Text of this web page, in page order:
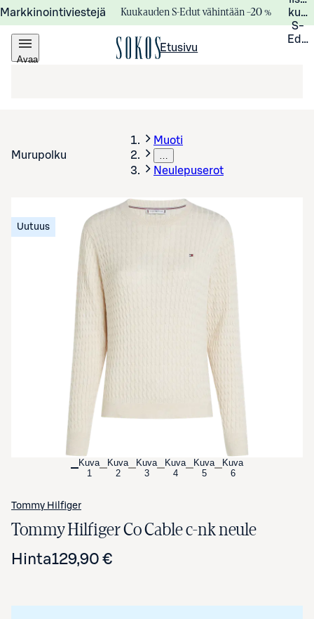
Markkinointiviestejä Kuukauden S-Edut vähintään –20 %
S-
Avaa
Etusivu
Murupolku
Muoti
…
Neulepuserot
Avaa tuotekuva suurennettuna
Uutuus
Kuva
1
Kuva
2
Kuva
3
Kuva
4
Kuva
5
Kuva
6
Tommy Hilfiger
Tommy Hilfiger Co Cable c-nk neule
Hinta129,90 €